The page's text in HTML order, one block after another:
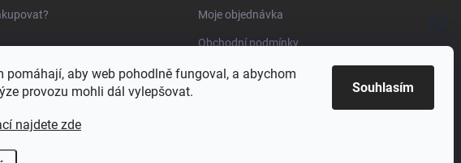
pomáhají, aby web pohodlně fungoval, a abychom
provozu mohli dál vylepšovat.
najdete zde
Souhlasím
Moje objednávka
Obchodní podmínky